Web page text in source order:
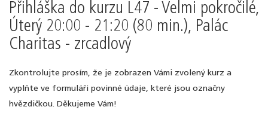
Přihláška do kurzu L47 - Velmi pokročilé,
Úterý 20:00 - 21:20 (80 min.), Palác
Charitas - zrcadlový
Zkontrolujte prosím, že je zobrazen Vámi zvolený kurz a
vyplňte ve formuláři povinné údaje, které jsou označny
hvězdičkou. Děkujeme Vám!